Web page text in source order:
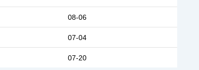
08-06
07-04
07-20